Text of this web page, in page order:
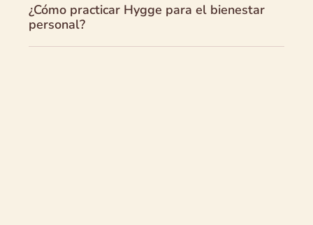
¿Cómo practicar Hygge para el bienestar
personal?